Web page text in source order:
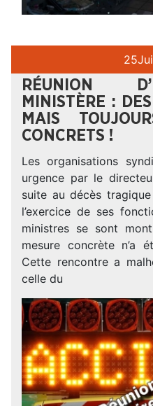
25
RÉUNION
MINISTÈRE :
MAIS
CONCRETS !
Les organisations
urgence par le
suite au décès
l’exercice de ses
ministres se sont
mesure concrète n’a
Cette rencontre a
celle du